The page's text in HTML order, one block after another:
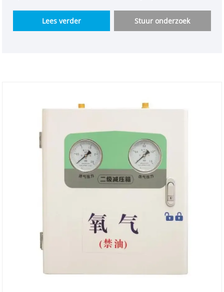
veilig en betrouwbaar. Het wordt verwerkt met
grondstoffen van topkwaliteit. Onder zulke strikte
veel buitenlandse kopers, en we hebben een goede
langetermijnpartner in China kunt maken.
Lees verder Stuur onderzoek